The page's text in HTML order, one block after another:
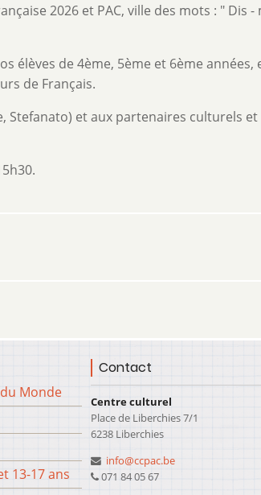
2026 et PAC, ville des mots : " Dis -
élèves de 4ème, 5ème et 6ème années,
de Français.
Stefanato) et aux partenaires culturels et
Monde
13-17 ans
Contact
Centre culturel
Place de Liberchies 7/1
6238 Liberchies
info@ccpac.be
071 84 05 67